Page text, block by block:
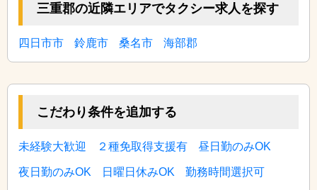
三重郡の近隣エリアでタクシー求人を探す
四日市市 鈴鹿市 桑名市 海部郡
こだわり条件を追加する
未経験大歓迎 ２種免取得支援有 昼日勤のみOK
夜日勤のみOK 日曜日休みOK 勤務時間選択可